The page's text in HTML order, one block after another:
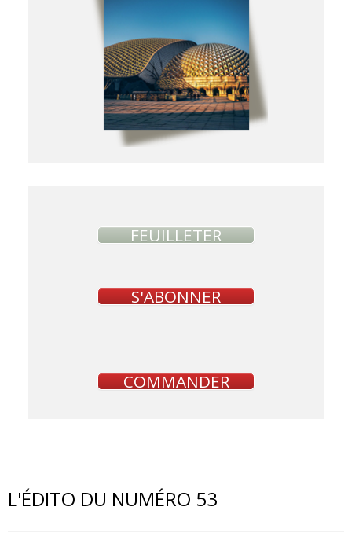
FEUILLETER
S'ABONNER
COMMANDER
L'ÉDITO DU NUMÉRO 53